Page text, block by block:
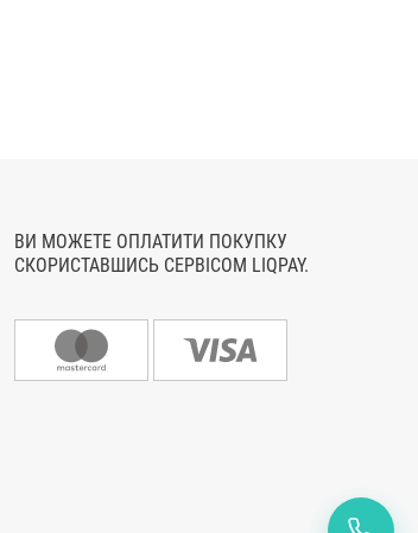
ВИ МОЖЕТЕ ОПЛАТИТИ ПОКУПКУ
СКОРИСТАВШИСЬ СЕРВІСОМ LIQPAY.